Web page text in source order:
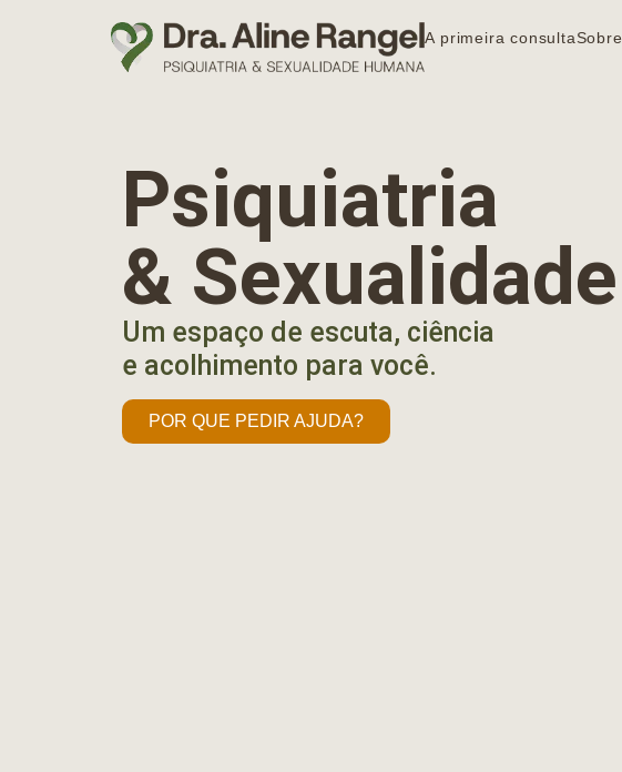
A primeira consultaSobre
Psiquiatria
& Sexualidade
Um espaço de escuta, ciência
e acolhimento para você.
POR QUE PEDIR AJUDA?